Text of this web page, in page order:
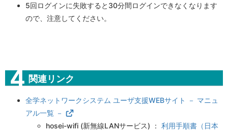
5回ログインに失敗すると30分間ログインできなくなります
ので、注意してください。
関連リンク
全学ネットワークシステム ユーザ支援WEBサイト － マニュ
アル一覧 －
hosei-wifi (新無線LANサービス) ： 利用手順書（日本